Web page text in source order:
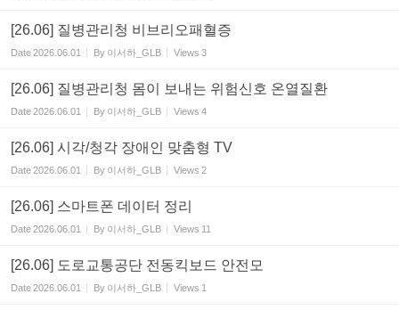
[26.06] 질병관리청 비브리오패혈증
Date2026.06.01 By 이서하_GLB Views 3
[26.06] 질병관리청 몸이 보내는 위험신호 온열질환
Date2026.06.01 By 이서하_GLB Views 4
[26.06] 시각/청각 장애인 맞춤형 TV
Date2026.06.01 By 이서하_GLB Views 2
[26.06] 스마트폰 데이터 정리
Date2026.06.01 By 이서하_GLB Views 11
[26.06] 도로교통공단 전동킥보드 안전모
Date2026.06.01 By 이서하_GLB Views 1